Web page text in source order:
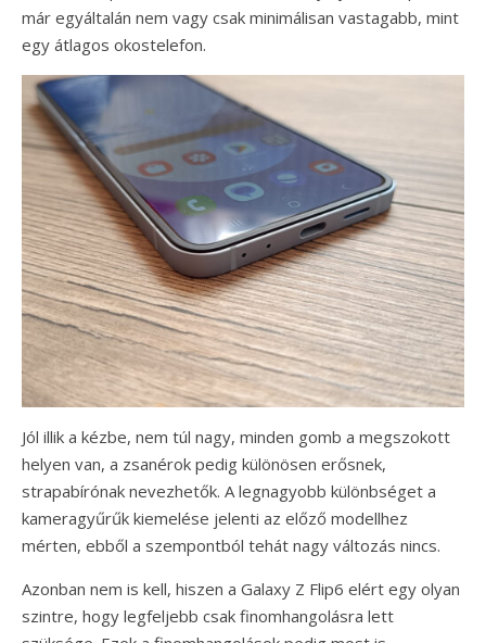
már egyáltalán nem vagy csak minimálisan vastagabb, mint
egy átlagos okostelefon.
Jól illik a kézbe, nem túl nagy, minden gomb a megszokott
helyen van, a zsanérok pedig különösen erősnek,
strapabírónak nevezhetők. A legnagyobb különbséget a
kameragyűrűk kiemelése jelenti az előző modellhez
mérten, ebből a szempontból tehát nagy változás nincs.
Azonban nem is kell, hiszen a Galaxy Z Flip6 elért egy olyan
szintre, hogy legfeljebb csak finomhangolásra lett